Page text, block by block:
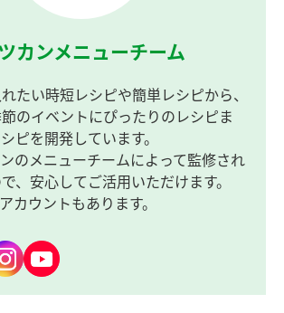
カンメニューチーム
たい時短レシピや簡単レシピから、
のイベントにぴったりのレシピま
ピを開発しています。
のメニューチームによって監修され
、安心してご活用いただけます。
カウントもあります。